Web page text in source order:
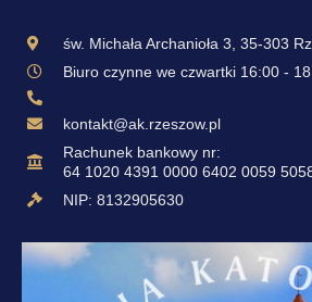
św. Michała Archanioła 3, 35-303
Biuro czynne we czwartki 16:00 -
kontakt@ak.rzeszow.pl
Rachunek bankowy nr:
64 1020 4391 0000 6402 0059
NIP: 8132905630